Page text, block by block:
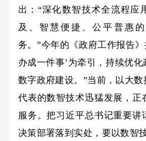
出：“深化数智技术全流程应
及、智慧便捷、公平普惠
务。”今年的《政府工作报告》
办成一件事’为牵引，持续优
数字政府建设。”当前，以大
代表的数智技术迅猛发展，正
服务。把习近平总书记重要讲
决策部署落到实处，要以数智